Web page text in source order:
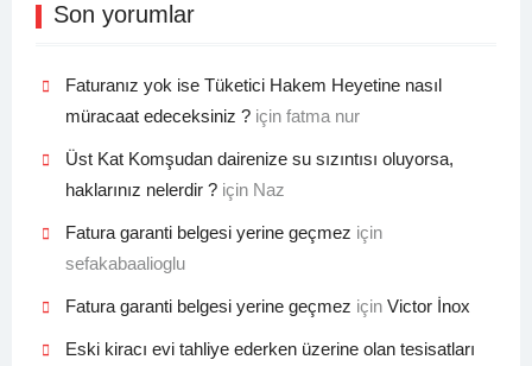
Son yorumlar
Faturanız yok ise Tüketici Hakem Heyetine nasıl
müracaat edeceksiniz ?için fatma nur
Üst Kat Komşudan dairenize su sızıntısı oluyorsa,
haklarınız nelerdir ?için Naz
Fatura garanti belgesi yerine geçmez için
sefakabaalioglu
Fatura garanti belgesi yerine geçmez için Victor İnox
Eski kiracı evi tahliye ederken üzerine olan tesisatları